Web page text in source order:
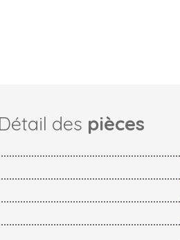
Détail des pièces